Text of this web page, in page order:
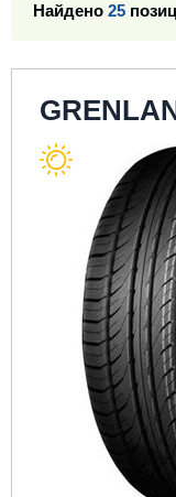
Найдено 25